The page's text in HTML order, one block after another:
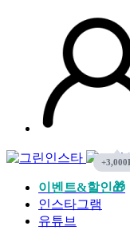
이벤트&할인🎁
인스타그램
유튜브